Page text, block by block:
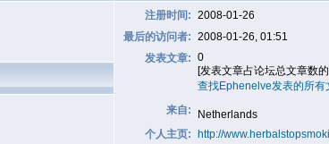
注册时间: 2008-01-26
最后的访问者: 2008-01-26, 01:51
发表文章: 0
[发表文章占论坛总文章数
查找Ephenelve发表的所有
来自:
Netherlands
个人主页:
http://